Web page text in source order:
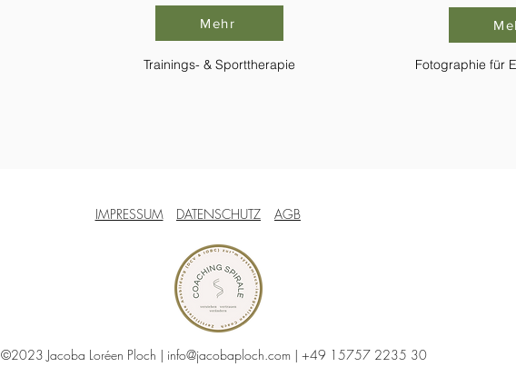
Mehr
Trainings- & Sporttherapie Fotographie für
IMPRESSUM DATENSCHUTZ AGB
©2023 Jacoba Loréen Ploch | info@jacobaploch.com | +49 15757 2235 30